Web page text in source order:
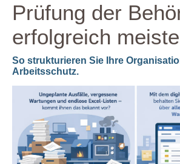
Prüfung der
erfolgreich
So strukturieren Sie Ihre
Arbeitsschutz.